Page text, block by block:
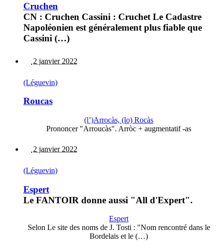
Cruchen
CN : Cruchen Cassini : Cruchet Le Cadastre
Napoléonien est généralement plus fiable que
Cassini (…)
2 janvier 2022
(Léguevin)
Roucas
(l’)Arrocàs, (lo) Rocàs
Prononcer "Arroucàs". Arròc + augmentatif -as
2 janvier 2022
(Léguevin)
Espert
Le FANTOIR donne aussi "All d'Expert".
Espert
Selon Le site des noms de J. Tosti : "Nom rencontré dans le
Bordelais et le (…)